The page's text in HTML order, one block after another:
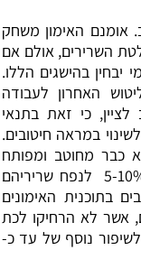
אומנם האימון משחק
השרירים, אולם אם
בהישגים הללו.
האחרון לעבודה
כי זאת בתנאי
במראה חיטובים.
כבר מחוטב ‏ומפותח
באופן מדהים, יכולים לצפות לתוספת של 5-10% ‏ לנפח שריריהם
בתוכנית האימונים
אשר לא הרחיקו לכת
נוסף של עד כ-